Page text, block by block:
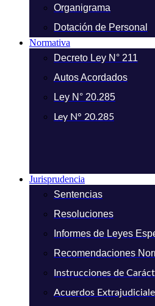
Organigrama
Dotación de Personal
Normativa
Decreto Ley N° 211
Autos Acordados
Ley N° 20.285
Ley N° 20.285
Jurisprudencia
Sentencias
Resoluciones
Informes de Leyes
Recomendaciones
Instrucciones de
Acuerdos